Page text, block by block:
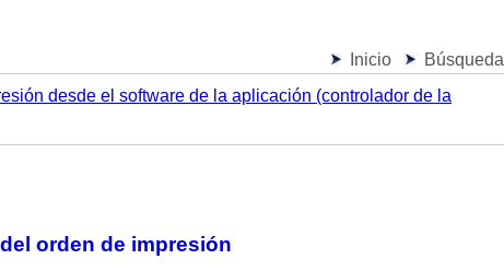
Inicio
Búsqueda
desde el software de la aplicación (controlador de la
orden de impresión